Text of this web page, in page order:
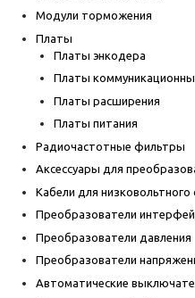
Модули торможения
Платы
Платы энкодера
Платы
Платы расширения
Платы питания
Радиочастотные фильтры
Аксессуары для
Кабели для
Преобразователи
Преобразователи давления
Преобразователи
Автоматические